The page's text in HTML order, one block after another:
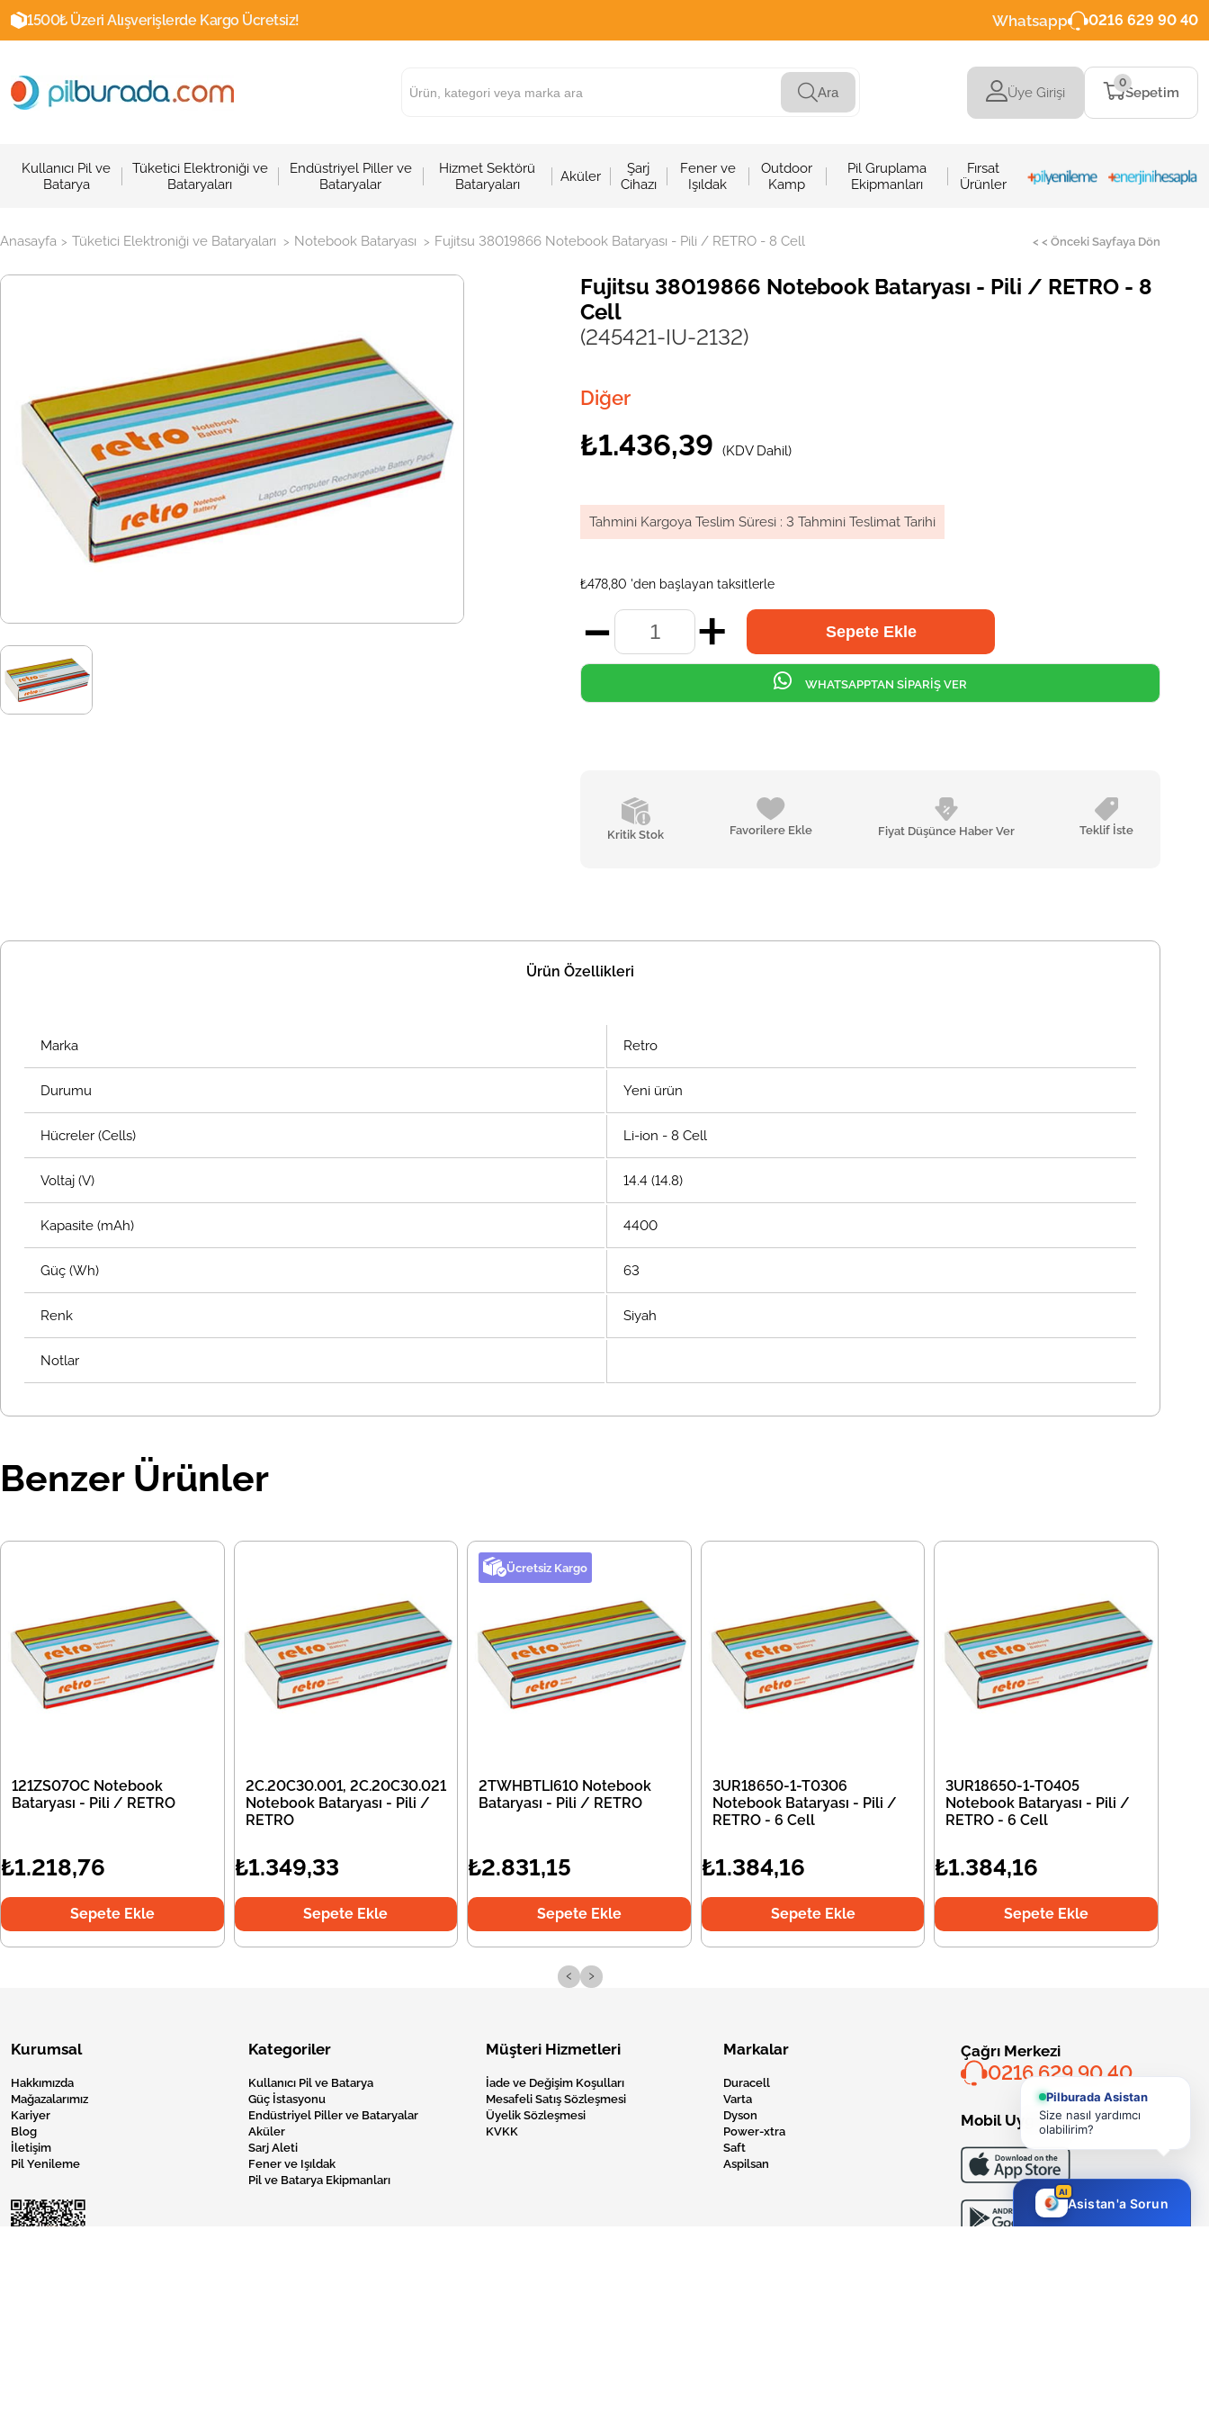
1500₺ Üzeri Alışverişlerde Kargo Ücretsiz! Whatsapp 0216 629 90 40
Ara Üye Girişi Sepetim
0
Kullanıcı Pil ve
Batarya
Tüketici Elektroniği ve
Bataryaları
Endüstriyel Piller ve
Bataryalar
Hizmet Sektörü
Bataryaları
Aküler
Şarj
Cihazı
Fener ve
Işıldak
Outdoor
Kamp
Pil Gruplama
Ekipmanları
Fırsat
Ürünler
Anasayfa > Tüketici Elektroniği ve Bataryaları > Notebook Bataryası > Fujitsu 38019866 Notebook Bataryası - Pili / RETRO - 8 Cell < < Önceki Sayfaya Dön
Fujitsu 38019866 Notebook Bataryası - Pili / RETRO - 8
Cell
(245421-IU-2132)
Diğer
₺1.436,39 (KDV Dahil)
Tahmini Kargoya Teslim Süresi : 3 Tahmini Teslimat Tarihi
₺478,80 'den başlayan taksitlerle
Kritik Stok Favorilere Ekle Fiyat Düşünce Haber Ver Teklif İste
WHATSAPPTAN SİPARİŞ VER
Ürün Özellikleri
Marka Retro
Durumu Yeni ürün
Hücreler (Cells) Li-ion - 8 Cell
Voltaj (V) 14.4 (14.8)
Kapasite (mAh) 4400
Güç (Wh) 63
Renk Siyah
Notlar
Benzer Ürünler
121ZS07OC Notebook
Bataryası - Pili / RETRO
₺1.218,76
Sepete Ekle
2C.20C30.001, 2C.20C30.021
Notebook Bataryası - Pili /
RETRO
₺1.349,33
Sepete Ekle
Ücretsiz Kargo
2TWHBTLI610 Notebook
Bataryası - Pili / RETRO
₺2.831,15
Sepete Ekle
3UR18650-1-T0306
Notebook Bataryası - Pili /
RETRO - 6 Cell
₺1.384,16
Sepete Ekle
3UR18650-1-T0405
Notebook Bataryası - Pili /
RETRO - 6 Cell
₺1.384,16
Sepete Ekle
‹ ›
Kurumsal
Hakkımızda
Mağazalarımız
Kariyer
Blog
İletişim
Pil Yenileme
Kategoriler
Kullanıcı Pil ve Batarya
Güç İstasyonu
Endüstriyel Piller ve Bataryalar
Aküler
Sarj Aleti
Fener ve Işıldak
Pil ve Batarya Ekipmanları
Müşteri Hizmetleri
İade ve Değişim Koşulları
Mesafeli Satış Sözleşmesi
Üyelik Sözleşmesi
KVKK
Markalar
Duracell
Varta
Dyson
Power-xtra
Saft
Aspilsan
Çağrı Merkezi
0216 629 90 40
Mobil Uygulama
Pilburada Asistan
Size nasıl yardımcı
olabilirim?
AI
Asistan'a Sorun